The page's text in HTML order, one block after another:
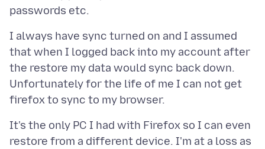
I always have sync turned on and I assumed
that when I logged back into my account after
the restore my data would sync back down.
Unfortunately for the life of me I can not get
It's the only PC I had with Firefox so I can even
restore from a different device. I'm at a loss as